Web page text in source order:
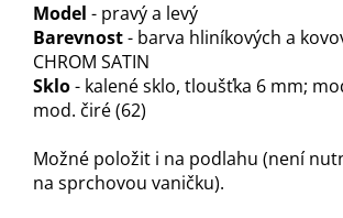
Model - pravý a levý
Barevnost- barva hliníkových a
CHROM SATIN
Sklo- kalené sklo, tloušťka 6 mm;
mod. čiré (62)
Možné položit i na podlahu (není
na sprchovou vaničku).